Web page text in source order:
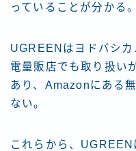
っていることが分かる。
UGREENはヨドバシ
電量販店でも取り扱い
あり、Amazonにある
ない。
これらから、